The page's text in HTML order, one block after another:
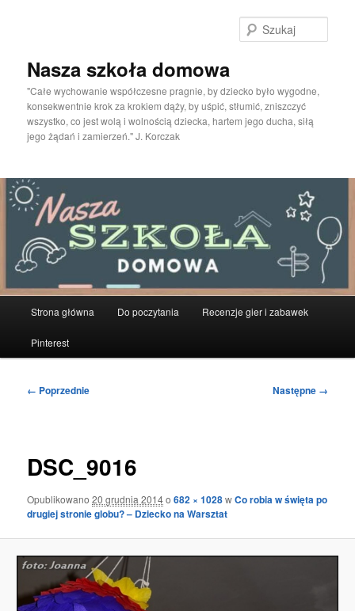
Nasza szkoła domowa
"Całe wychowanie współczesne pragnie, by dziecko było wygodne,
konsekwentnie krok za krokiem dąży, by uśpić, stłumić, zniszczyć
wszystko, co jest wolą i wolnością dziecka, hartem jego ducha, siłą
jego żądań i zamierzeń." J. Korczak
Strona główna Do poczytania Recenzje gier i zabawek
Pinterest
Nawigacja
← Poprzednie Następne →
DSC_9016
Opublikowano20 grudnia 2014o682 × 1028wCo robia w święta po
drugiej stronie globu? – Dziecko na Warsztat